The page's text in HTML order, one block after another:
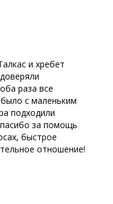
и хребет
раза все
с маленьким
подходили
за помощь
быстрое
отношение!